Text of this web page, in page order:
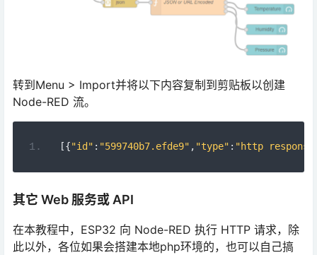
转到Menu > Import并将以下内容复制到剪贴板以创建
Node-RED 流。
[{"id" : "599740b7.efde9" , "type" : "http
其它 Web 服务或 API
在本教程中，ESP32 向 Node-RED 执行 HTTP 请求，除
此以外，各位如果会搭建本地php环境的，也可以自己搞